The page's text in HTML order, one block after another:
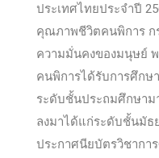
ประเทศไทยประจำปี
คุณภาพชีวิตคนพิการ ก
ความมั่นคงของมนุษย์
คนพิการได้รับการศึกษ
ระดับชั้นประถมศึกษาม
ลงมาได้แก่ระดับชั้นมัธ
ประกาศนียบัตรวิชากา